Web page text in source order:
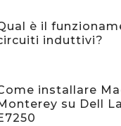
è il
induttivi?
installare
su Dell